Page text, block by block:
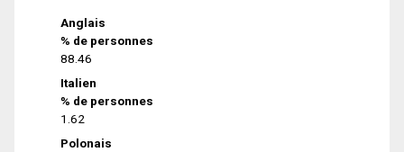
Anglais
% de personnes
88.46
Italien
% de personnes
1.62
Polonais